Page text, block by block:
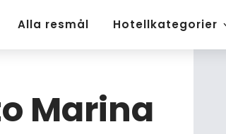
Alla resmål Hotellkategorier
Marina